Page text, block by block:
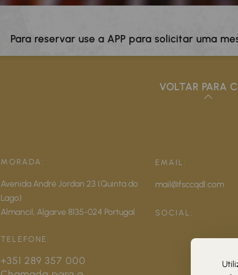
Para reservar use a APP para solicitar uma
VOLTAR PARA
MORADA:
Avenida André Jordan 23 (Quinta do
Lago)
Almancil, Algarve8135-024 Portugal
TELEFONE:
+351 289 357 000
EMAIL:
mail@fsccqdl.com
SOCIAL: